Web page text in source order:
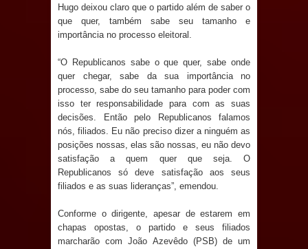
Confira!
Prefeitura de Sapé promove
campanha Julho Neon com ações de
conscientização sobre saúde bucal
Caldas Brandão: gestão municipal
antecipa pagamento do mês de julho
e aquece economia para Festa de
Santana
Saúde Bucal: Mais de 470 próteses
Hugo deixou claro que o partido além de saber o
que quer, também sabe seu tamanho e
importância no processo eleitoral.
“O Republicanos sabe o que quer, sabe onde
quer chegar, sabe da sua importância no
processo, sabe do seu tamanho para poder com
isso ter responsabilidade para com as suas
decisões. Então pelo Republicanos falamos
nós, filiados. Eu não preciso dizer a ninguém as
posições nossas, elas são nossas, eu não devo
satisfação a quem quer que seja. O
Republicanos só deve satisfação aos seus
filiados e as suas lideranças”, emendou.
Conforme o dirigente, apesar de estarem em
chapas opostas, o partido e seus filiados
marcharão com João Azevêdo (PSB) de um